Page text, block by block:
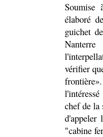
Soumise
élaboré
guichet
vérifier
chef de
"cabine